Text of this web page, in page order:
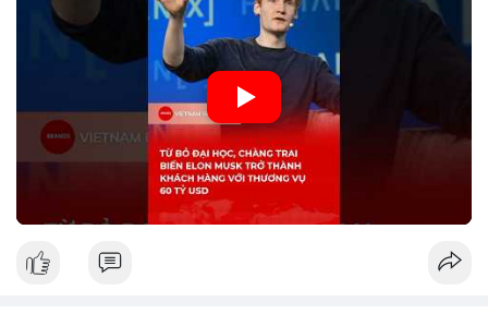
của sự đổi mới trong nền kinh tế hiện đại. Sự kiện này đặc biệt
gây chú ý khi biến tỷ phú Elon Musk trở thành một khách hàng
quan trọng, minh chứng cho khả năng xoay chuyển cục diện
kinh doanh của các startup đầy tiềm năng.
🎥 Xem video trực tiếp tại:
Nguồn: KIEN THUC KINH TE